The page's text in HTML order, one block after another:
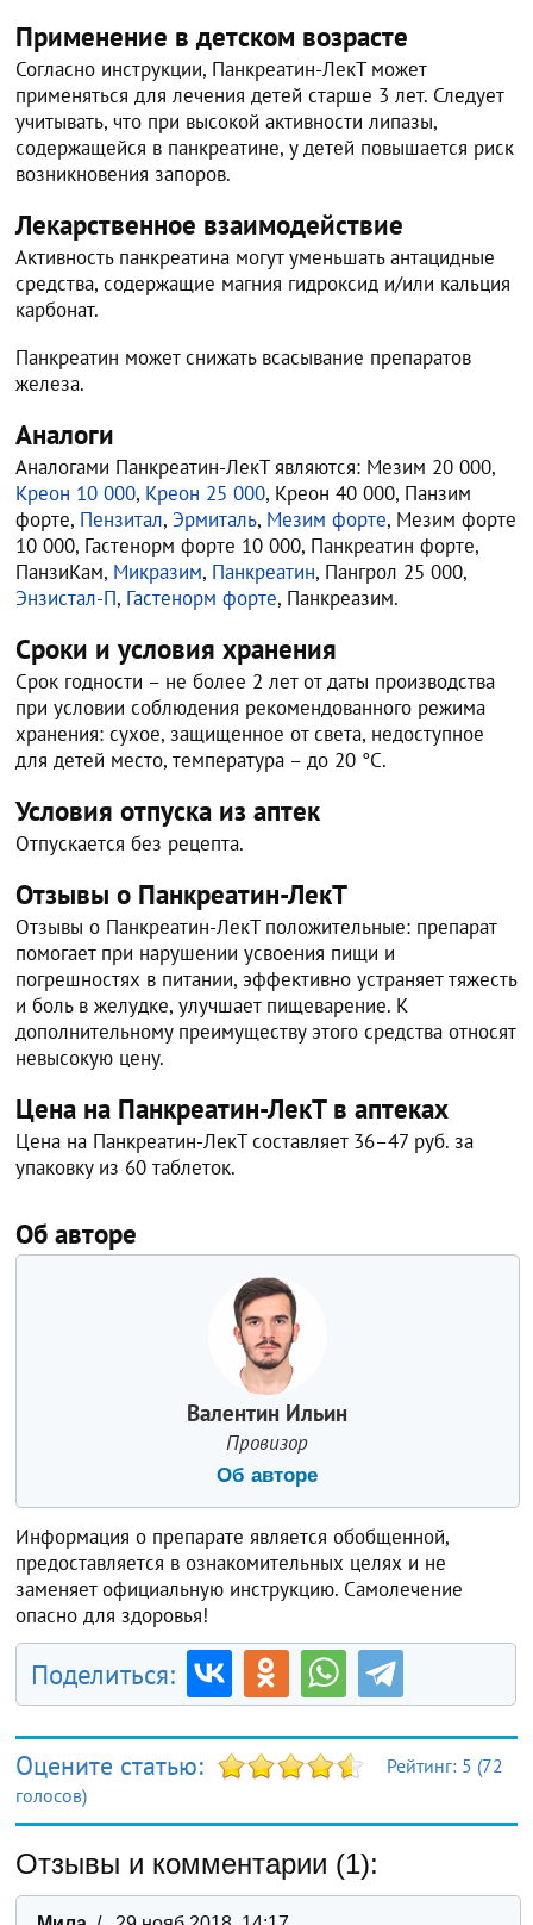
Применение в детском возрасте
Согласно инструкции, Панкреатин-ЛекТ может
применяться для лечения детей старше 3 лет. Следует
учитывать, что при высокой активности липазы,
содержащейся в панкреатине, у детей повышается риск
возникновения запоров.
Лекарственное взаимодействие
Активность панкреатина могут уменьшать антацидные
средства, содержащие магния гидроксид и/или кальция
карбонат.
Панкреатин может снижать всасывание препаратов
железа.
Аналоги
Аналогами Панкреатин-ЛекТ являются: Мезим 20 000,
Креон 10 000, Креон 25 000, Креон 40 000, Панзим
форте, Пензитал, Эрмиталь, Мезим форте, Мезим форте
10 000, Гастенорм форте 10 000, Панкреатин форте,
ПанзиКам, Микразим, Панкреатин, Пангрол 25 000,
Энзистал-П, Гастенорм форте, Панкреазим.
Сроки и условия хранения
Срок годности – не более 2 лет от даты производства
при условии соблюдения рекомендованного режима
хранения: сухое, защищенное от света, недоступное
для детей место, температура – до 20 °С.
Условия отпуска из аптек
Отпускается без рецепта.
Отзывы о Панкреатин-ЛекТ
Отзывы о Панкреатин-ЛекТ положительные: препарат
помогает при нарушении усвоения пищи и
погрешностях в питании, эффективно устраняет тяжесть
и боль в желудке, улучшает пищеварение. К
дополнительному преимуществу этого средства относят
невысокую цену.
Цена на Панкреатин-ЛекТ в аптеках
Цена на Панкреатин-ЛекТ составляет 36–47 руб. за
упаковку из 60 таблеток.
Об авторе
Валентин Ильин
Провизор
Об авторе
Информация о препарате является обобщенной,
предоставляется в ознакомительных целях и не
заменяет официальную инструкцию. Самолечение
опасно для здоровья!
Поделиться:
Оцените статью: Рейтинг: 5 (72
голосов)
Отзывы и комментарии (1):